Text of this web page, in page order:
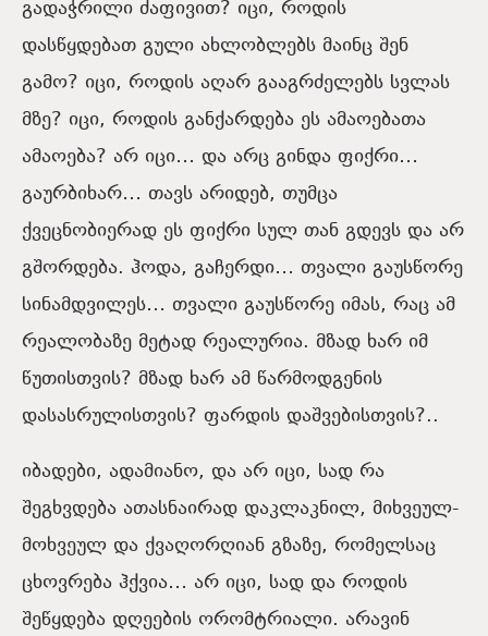
გადაჭრილი ძაფივით? იცი, როდის
დასწყდებათ გული ახლობლებს მაინც შენ
გამო? იცი, როდის აღარ გააგრძელებს სვლას
მზე? იცი, როდის განქარდება ეს ამაოებათა
ამაოება? არ იცი… და არც გინდა ფიქრი…
გაურბიხარ… თავს არიდებ, თუმცა
ქვეცნობიერად ეს ფიქრი სულ თან გდევს და არ
გშორდება. ჰოდა, გაჩერდი… თვალი გაუსწორე
სინამდვილეს… თვალი გაუსწორე იმას, რაც ამ
რეალობაზე მეტად რეალურია. მზად ხარ იმ
წუთისთვის? მზად ხარ ამ წარმოდგენის
დასასრულისთვის? ფარდის დაშვებისთვის?..
იბადები, ადამიანო, და არ იცი, სად რა
შეგხვდება ათასნაირად დაკლაკნილ, მიხვეულ-
მოხვეულ და ქვაღორღიან გზაზე, რომელსაც
ცხოვრება ჰქვია… არ იცი, სად და როდის
შეწყდება დღეების ორომტრიალი. არავინ